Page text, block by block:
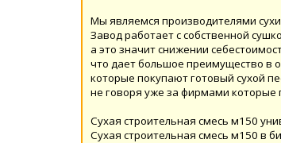
Мы являемся производителями
Завод работает с собственной
а это значит снижении
что дает большое преимущество в
которые покупают готовый сухой
не говоря уже за фирмами которые
Сухая строительная смесь м150
Сухая строительная смесь м150 в